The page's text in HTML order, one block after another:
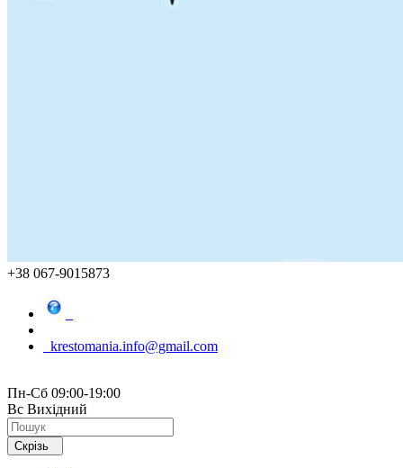
+38 067-9015873
krestomania.info@gmail.com
Пн-Сб 09:00-19:00
Вс Вихідний
Скрізь